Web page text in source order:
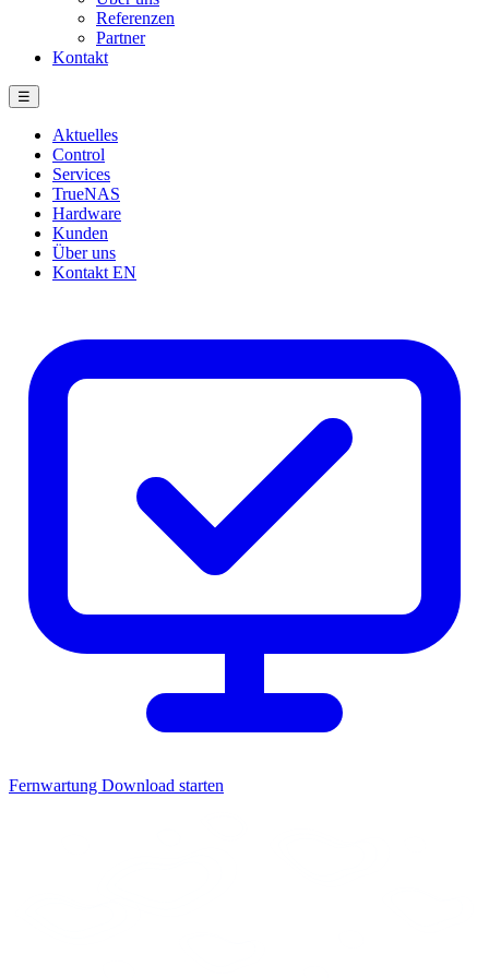
Referenzen
Partner
Kontakt
☰
Aktuelles
Control
Services
TrueNAS
Hardware
Kunden
Über uns
Kontakt EN
Fernwartung Download starten